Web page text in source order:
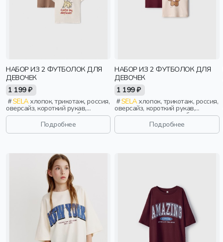
НАБОР ИЗ 2 ФУТБОЛОК ДЛЯ
ДЕВОЧЕК
1 199 ₽
SELAхлопок, трикотаж, россия,
оверсайз, короткий рукав,
короткие, однотон, свободные,
принт, вырез, круглый вырез,
девочки, детиПодробнее
НАБОР ИЗ 2 ФУТБОЛОК ДЛЯ
ДЕВОЧЕК
1 199 ₽
SELAхлопок, трикотаж, россия,
оверсайз, короткий рукав,
короткие, однотон, свободные,
принт, вырез, круглый вырез,
девочки, детиПодробнее